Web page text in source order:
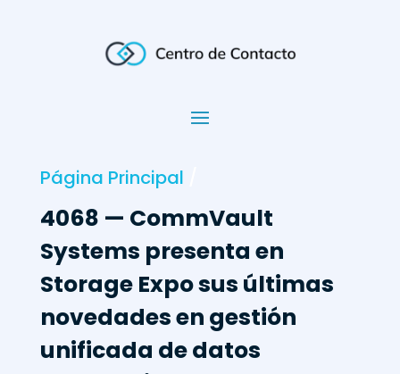
Página Principal
4068 — CommVault
Systems presenta en
Storage Expo sus últimas
novedades en gestión
unificada de datos